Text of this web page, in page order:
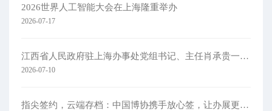
2026世界人工智能大会在上海隆重举办
2026-07-17
江西省人民政府驻上海办事处党组书记、主任肖承贵一行莅临集团考察
2026-07-10
指尖签约，云端存档：中国博协携手放心签，让办展更简单